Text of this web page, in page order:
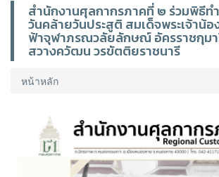
สำนักงานศุลกากรภาคที่ ๒ ร่วมพิธี
วันคล้ายวันประสูติ สมเด็จพระเจ้าน้อ
ฟ้าจุฬาภรณวลัยลักษณ์ อัครราชกุมา
สวางควัฒน วรขัตติยราชนารี
หน้าหลัก